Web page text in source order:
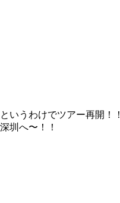
というわけでツアー再開！！
深圳へ〜！！